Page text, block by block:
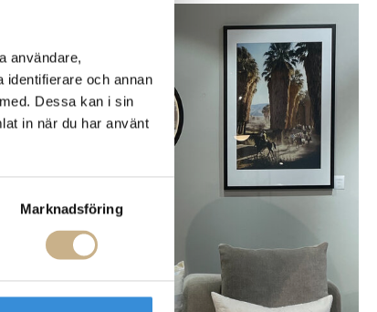
användare,
identifierare och annan
Dessa kan i sin
in när du har använt
Marknadsföring